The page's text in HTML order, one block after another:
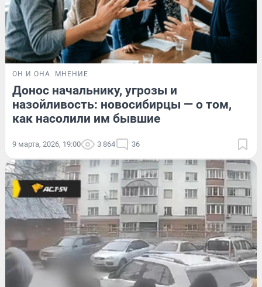
ОН И ОНА МНЕНИЕ
Донос начальнику, угрозы и
назойливость: новосибирцы — о том,
как насолили им бывшие
9 марта, 2026, 19:00 3 864 36